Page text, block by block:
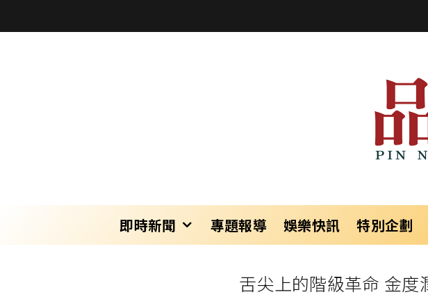
即時新聞 專題報導 娛樂快訊 特別企劃
舌尖上的階級革命 金度